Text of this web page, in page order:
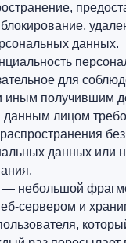
данных.
для
иным получившим
данным лицом
данных или
— небольшой
сервером и